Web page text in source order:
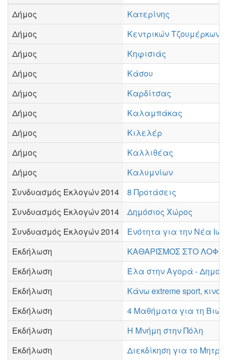
Δήμος
Κατερίνης
Δήμος
Κεντρικών Τζουμέρκων
Δήμος
Κηφισιάς
Δήμος
Κάσου
Δήμος
Καρδίτσας
Δήμος
Καλαμπάκας
Δήμος
Κιλελέρ
Δήμος
Καλλιθέας
Δήμος
Καλυμνίων
Συνδυασμός Εκλογών 2014
8 Προτάσεις
Συνδυασμός Εκλογών 2014
Δημόσιος Χώρος
Συνδυασμός Εκλογών 2014
Ενότητα για την Νέα
Εκδήλωση
ΚΑΘΑΡΙΣΜΟΣ ΣΤΟ
Εκδήλωση
Έλα στην Αγορά -
Εκδήλωση
Κάνω extreme sport,
Εκδήλωση
4 Μαθήματα για τη
Εκδήλωση
Η Μνήμη στην Πόλη
Εκδήλωση
Διεκδίκηση για το